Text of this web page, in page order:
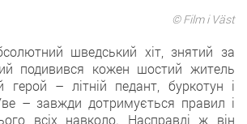
© Film i Väst
шведський хіт, знятий за
подивився кожен шостий житель
герой – літній педант, буркотун і
– завжди дотримується правил і
всіх навколо. Насправді ж він